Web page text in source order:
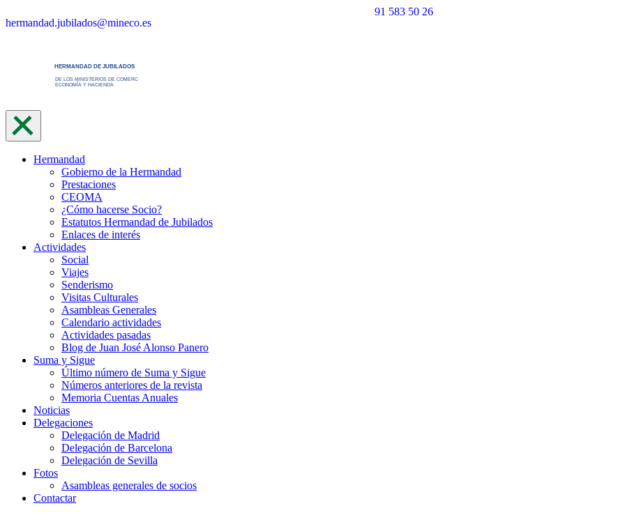
al
hermandad.jubilados@mineco.es
91 583 50 26
Hermandad
Gobierno de la Hermandad
Prestaciones
CEOMA
¿Cómo hacerse Socio?
Estatutos Hermandad de Jubilados
Enlaces de interés
Actividades
Social
Viajes
Senderismo
Visitas Culturales
Asambleas Generales
Calendario actividades
Actividades pasadas
Blog de Juan José Alonso Panero
Suma y Sigue
Último número de Suma y Sigue
Números anteriores de la revista
Memoria Cuentas Anuales
Noticias
Delegaciones
Delegación de Madrid
Delegación de Barcelona
Delegación de Sevilla
Fotos
Asambleas generales de socios
Contactar